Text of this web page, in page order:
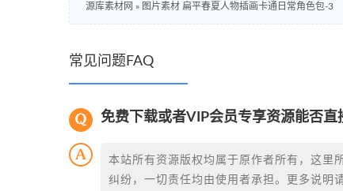
源库素材网 » 图片素材 扁平春夏人物插画卡通日常角色包-3
常见问题FAQ
免费下载或者VIP会员专享资源能否直
本站所有资源版权均属于原作者所有，这里
纠纷，一切责任均由使用者承担。更多说明